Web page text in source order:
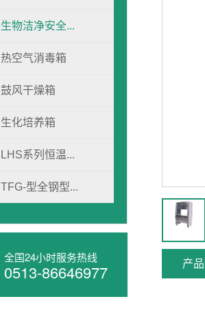
生物洁净安全...
热空气消毒箱
鼓风干燥箱
生化培养箱
LHS系列恒温...
TFG-型全钢型...
全国24小时服务热线
0513-86646977 产